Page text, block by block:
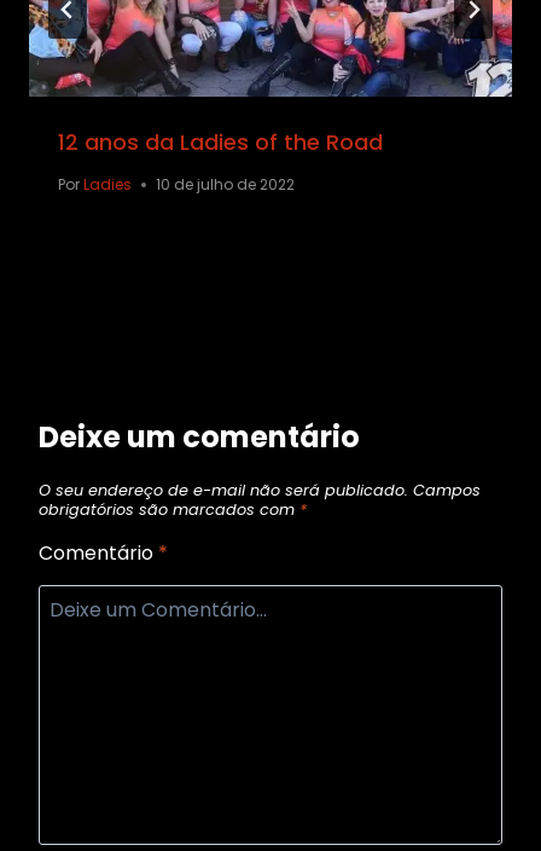
12 anos da Ladies of the Road
PorLadies 10 de julho de 2022
Deixe um comentário
O seu endereço de e-mail não será publicado. Campos
obrigatórios são marcados com *
Comentário *